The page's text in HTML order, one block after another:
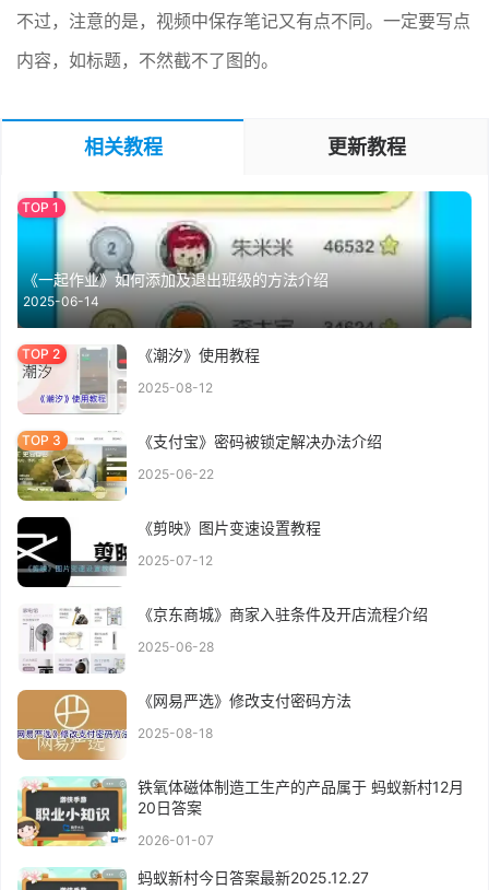
不过，注意的是，视频中保存笔记又有点不同。一定要写点
内容，如标题，不然截不了图的。
相关教程 更新教程
《一起作业》如何添加及退出班级的方法介绍
2025-06-14
《潮汐》使用教程
2025-08-12
《支付宝》密码被锁定解决办法介绍
2025-06-22
《剪映》图片变速设置教程
2025-07-12
《京东商城》商家入驻条件及开店流程介绍
2025-06-28
《网易严选》修改支付密码方法
2025-08-18
铁氧体磁体制造工生产的产品属于 蚂蚁新村12月
20日答案
2026-01-07
蚂蚁新村今日答案最新2025.12.27